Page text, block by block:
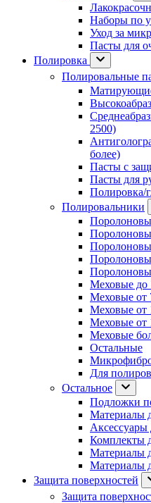
Наборы по
Уход за
Пасты для
Полировка
Полировальные
2500)
более)
Пасты с
Пасты для
Полировка/
Полировальники
Меховые до
Меховые от
Меховые от
Меховые от
Меховые
Остальные
Для
Остальное
Подложки
Материалы
Аксессуары
Комплекты
Материалы
Материалы
Защита поверхностей
Защита